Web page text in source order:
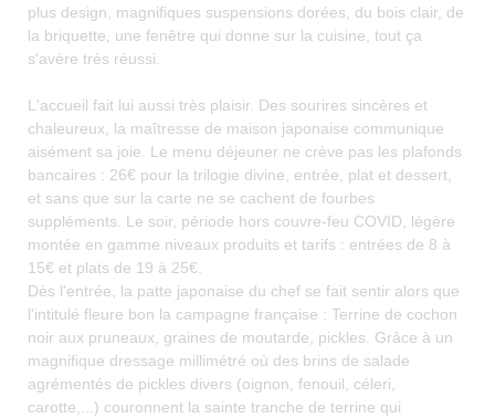
plus design, magnifiques suspensions dorées, du bois clair, de
la briquette, une fenêtre qui donne sur la cuisine, tout ça
s'avère très réussi.
L'accueil fait lui aussi très plaisir. Des sourires sincères et
chaleureux, la maîtresse de maison japonaise communique
aisément sa joie. Le menu déjeuner ne crève pas les plafonds
bancaires : 26€ pour la trilogie divine, entrée, plat et dessert,
et sans que sur la carte ne se cachent de fourbes
suppléments. Le soir, période hors couvre-feu COVID, légère
montée en gamme niveaux produits et tarifs : entrées de 8 à
15€ et plats de 19 à 25€.
Dès l'entrée, la patte japonaise du chef se fait sentir alors que
l'intitulé fleure bon la campagne française : Terrine de cochon
noir aux pruneaux, graines de moutarde, pickles. Grâce à un
magnifique dressage millimétré où des brins de salade
agrémentés de pickles divers (oignon, fenouil, céleri,
carotte,...) couronnent la sainte tranche de terrine qui